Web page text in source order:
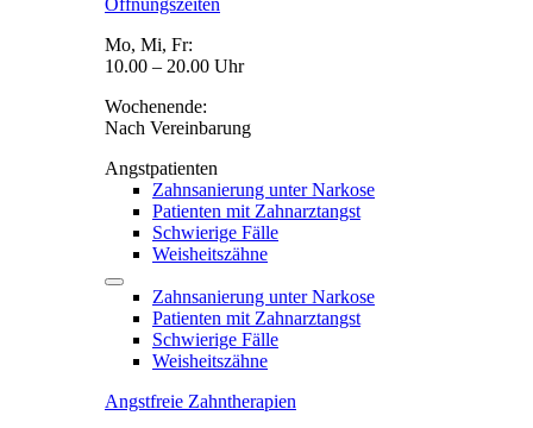
Öffnungszeiten
Mo, Mi, Fr:
10.00 – 20.00 Uhr
Wochenende:
Nach Vereinbarung
Angstpatienten
Zahnsanierung unter Narkose
Patienten mit Zahnarztangst
Schwierige Fälle
Weisheitszähne
Zahnsanierung unter Narkose
Patienten mit Zahnarztangst
Schwierige Fälle
Weisheitszähne
Angstfreie Zahntherapien